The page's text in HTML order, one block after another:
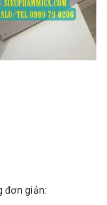
đơn giản: